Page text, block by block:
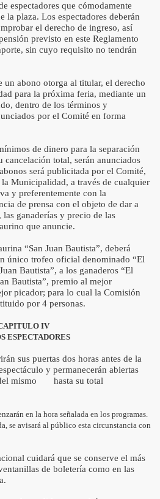
espectadores que cómodamente
la plaza. Los espectadores deberán
el derecho de ingreso, así
previsto en este Reglamento
sin cuyo requisito no tendrán
un abono otorga al titular, el derecho
para la próxima feria, mediante un
dentro de los términos y
por el Comité en forma
de dinero para la separación
cancelación total, serán anunciados
será publicitada por el Comité,
Municipalidad, a través de cualquier
y preferentemente con la
de prensa con el objeto de dar a
ganaderías y precio de las
que anuncie.
“San Juan Bautista”, deberá
único trofeo oficial denominado “El
Bautista”, a los ganaderos “El
Bautista”, premio al mejor
picador; para lo cual la Comisión
por 4 personas.
IV
ESPECTADORES
sus puertas dos horas antes de la
y permanecerán abiertas
del mismo hasta su total
en la hora señalada en los programas.
se avisará al público esta circunstancia con
cuidará que se conserve el más
de boletería como en las